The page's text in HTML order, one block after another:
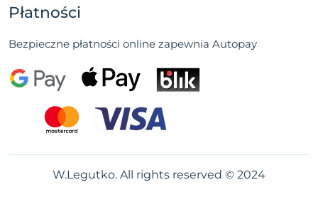
Płatności
Bezpieczne płatności online zapewnia Autopay
W.Legutko. All rights reserved © 2024